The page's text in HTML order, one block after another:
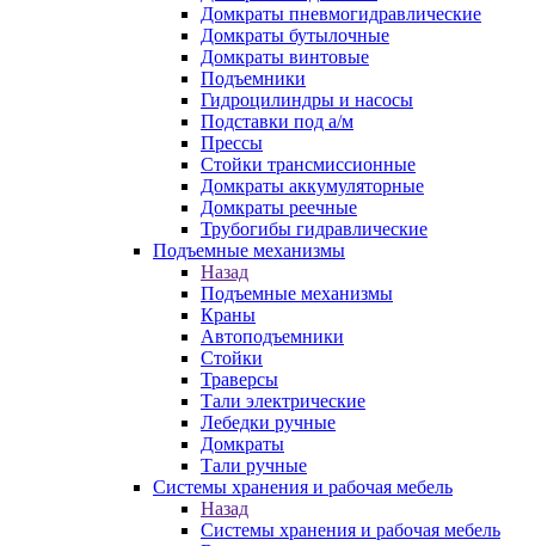
Домкраты пневмогидравлические
Домкраты бутылочные
Домкраты винтовые
Подъемники
Гидроцилиндры и насосы
Подставки под а/м
Прессы
Стойки трансмиссионные
Домкраты аккумуляторные
Домкраты реечные
Трубогибы гидравлические
Подъемные механизмы
Назад
Подъемные механизмы
Краны
Автоподъемники
Стойки
Траверсы
Тали электрические
Лебедки ручные
Домкраты
Тали ручные
Системы хранения и рабочая мебель
Назад
Системы хранения и рабочая мебель